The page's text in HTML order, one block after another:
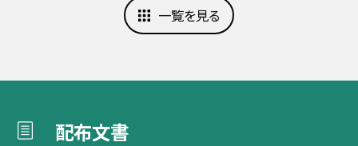
一覧を見る
配布文書